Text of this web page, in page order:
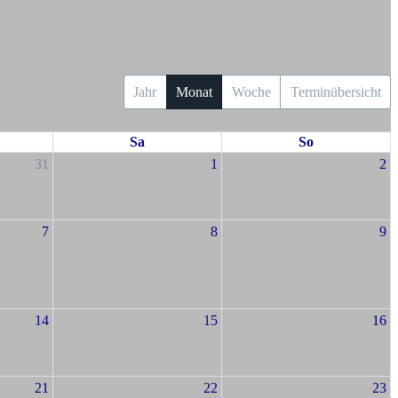
Jahr Monat Woche Terminübersicht
Sa
So
31
1 2
7 8 9
14 15 16
21 22 23